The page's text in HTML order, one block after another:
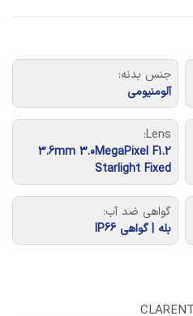
جنس بدنه:
آلومنیومی
Lens:
3.6mm 3.0MegaPixel F1.2
Starlight Fixed
گواهی ضد آب:
بله | گواهی IP66